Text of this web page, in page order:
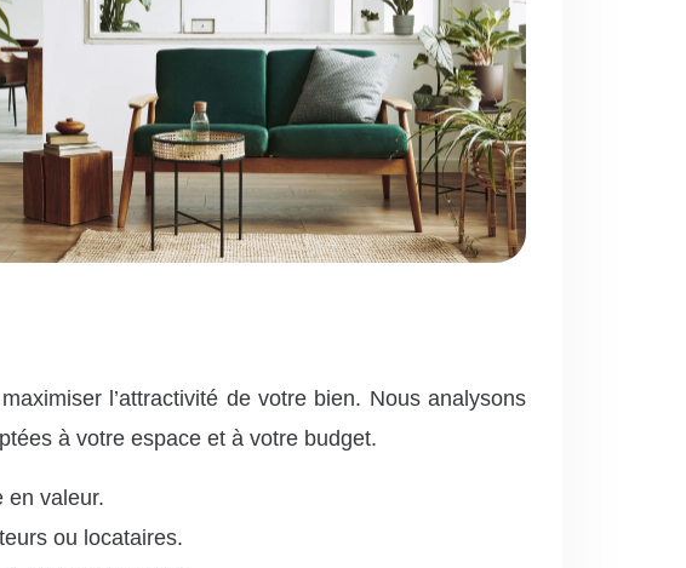
l’attractivité de votre bien. Nous analysons
à votre espace et à votre budget.
en valeur.
ou locataires.